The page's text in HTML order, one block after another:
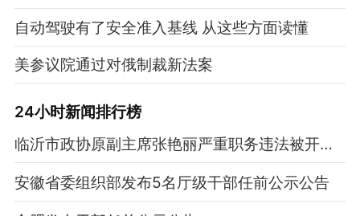
自动驾驶有了安全准入基线 从这些方面读懂
美参议院通过对俄制裁新法案
24小时新闻排行榜
临沂市政协原副主席张艳丽严重职务违法被开除公职
安徽省委组织部发布5名厅级干部任前公示公告